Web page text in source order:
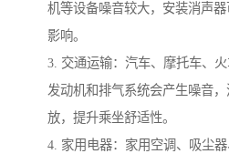
机等设备噪音较大，安装消声
影响。
3. 交通运输：汽车、摩托车、
发动机和排气系统会产生噪音
放，提升乘坐舒适性。
4. 家用电器：家用空调、吸尘